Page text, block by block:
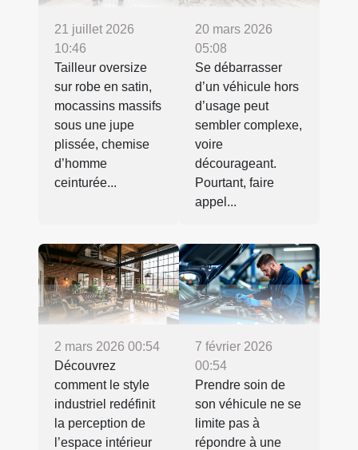
21 juillet 2026
10:46
Tailleur oversize
sur robe en satin,
mocassins massifs
sous une jupe
plissée, chemise
d’homme
ceinturée...
20 mars 2026
05:08
Se débarrasser
d’un véhicule hors
d’usage peut
sembler complexe,
voire
décourageant.
Pourtant, faire
appel...
2 mars 2026 00:54
Découvrez
comment le style
industriel redéfinit
la perception de
l’espace intérieur
7 février 2026
00:54
Prendre soin de
son véhicule ne se
limite pas à
répondre à une